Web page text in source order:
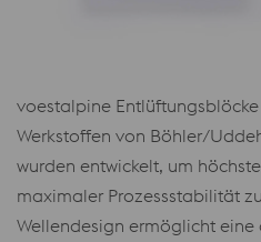
voestalpine
Werkstoffen von Böhler/
wurden entwickelt, um
maximaler Prozessstabilität
Wellendesign ermöglicht